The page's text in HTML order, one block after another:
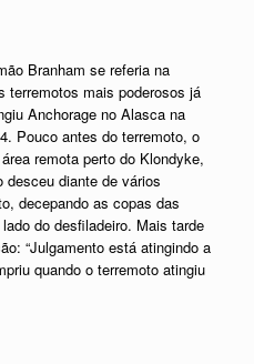
Branham se referia na
terremotos mais poderosos já
Anchorage no Alasca na
Pouco antes do terremoto, o
remota perto do Klondyke,
desceu diante de vários
decepando as copas das
do desfiladeiro. Mais tarde
“Julgamento está atingindo a
quando o terremoto atingiu